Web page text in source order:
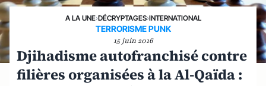
A LA UNE›DÉCRYPTAGES›INTERNATIONAL
TERRORISME PUNK
15 juin 2016
Djihadisme autofranchisé contre
filières organisées à la Al-Qaïda :